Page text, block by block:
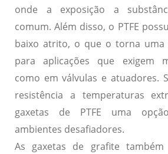
onde a exposição a
comum. Além disso, o PTFE
baixo atrito, o que o torna uma
para aplicações que exigem
como em válvulas e atuadores.
resistência a temperaturas
gaxetas de PTFE uma
ambientes desafiadores.
As gaxetas de grafite também